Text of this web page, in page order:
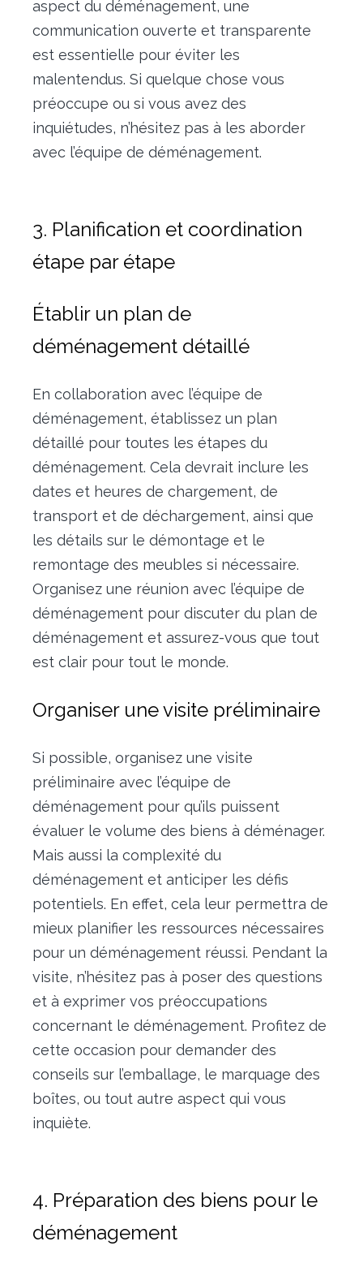
aspect du déménagement, une
communication ouverte et transparente
est essentielle pour éviter les
malentendus. Si quelque chose vous
préoccupe ou si vous avez des
inquiétudes, n’hésitez pas à les aborder
avec l’équipe de déménagement.
3. Planification et coordination
étape par étape
Établir un plan de
déménagement détaillé
En collaboration avec l’équipe de
déménagement, établissez un plan
détaillé pour toutes les étapes du
déménagement. Cela devrait inclure les
dates et heures de chargement, de
transport et de déchargement, ainsi que
les détails sur le démontage et le
remontage des meubles si nécessaire.
Organisez une réunion avec l’équipe de
déménagement pour discuter du plan de
déménagement et assurez-vous que tout
est clair pour tout le monde.
Organiser une visite préliminaire
Si possible, organisez une visite
préliminaire avec l’équipe de
déménagement pour qu’ils puissent
évaluer le volume des biens à déménager.
Mais aussi la complexité du
déménagement et anticiper les défis
potentiels. En effet, cela leur permettra de
mieux planifier les ressources nécessaires
pour un déménagement réussi. Pendant la
visite, n’hésitez pas à poser des questions
et à exprimer vos préoccupations
concernant le déménagement. Profitez de
cette occasion pour demander des
conseils sur l’emballage, le marquage des
boîtes, ou tout autre aspect qui vous
inquiète.
4. Préparation des biens pour le
déménagement